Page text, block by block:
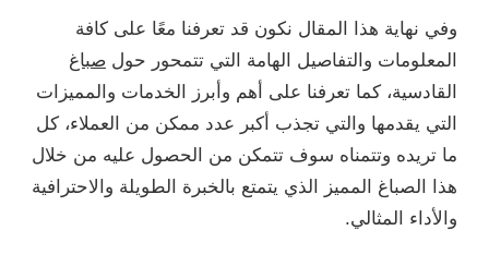
وفي نهاية هذا المقال نكون قد تعرفنا معًا على كافة
المعلومات والتفاصيل الهامة التي تتمحور حول صباغ
القادسية، كما تعرفنا على أهم وأبرز الخدمات والمميزات
التي يقدمها والتي تجذب أكبر عدد ممكن من العملاء، كل
ما تريده وتتمناه سوف تتمكن من الحصول عليه من خلال
هذا الصباغ المميز الذي يتمتع بالخبرة الطويلة والاحترافية
والأداء المثالي.